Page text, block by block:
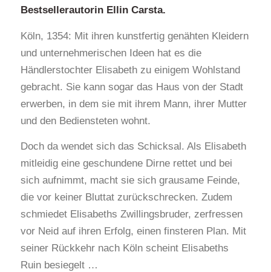
Bestsellerautorin Ellin Carsta.
Köln, 1354: Mit ihren kunstfertig genähten Kleidern
und unternehmerischen Ideen hat es die
Händlerstochter Elisabeth zu einigem Wohlstand
gebracht. Sie kann sogar das Haus von der Stadt
erwerben, in dem sie mit ihrem Mann, ihrer Mutter
und den Bediensteten wohnt.
Doch da wendet sich das Schicksal. Als Elisabeth
mitleidig eine geschundene Dirne rettet und bei
sich aufnimmt, macht sie sich grausame Feinde,
die vor keiner Bluttat zurückschrecken. Zudem
schmiedet Elisabeths Zwillingsbruder, zerfressen
vor Neid auf ihren Erfolg, einen finsteren Plan. Mit
seiner Rückkehr nach Köln scheint Elisabeths
Ruin besiegelt …